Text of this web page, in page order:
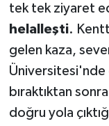
tek tek ziyaret
helalleşti.
gelen kaza,
Üniversitesi'nde
bıraktıktan
doğru yola